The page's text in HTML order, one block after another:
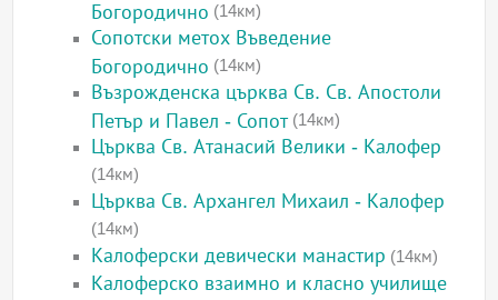
Богородично (14км)
Сопотски метох Въведение
Богородично (14км)
Възрожденска църква Св. Св. Апостоли
Петър и Павел - Сопот(14км)
Църква Св. Атанасий Велики - Калофер
(14км)
Църква Св. Архангел Михаил - Калофер
(14км)
Калоферски девически манастир (14км)
Калоферско взаимно и класно училище